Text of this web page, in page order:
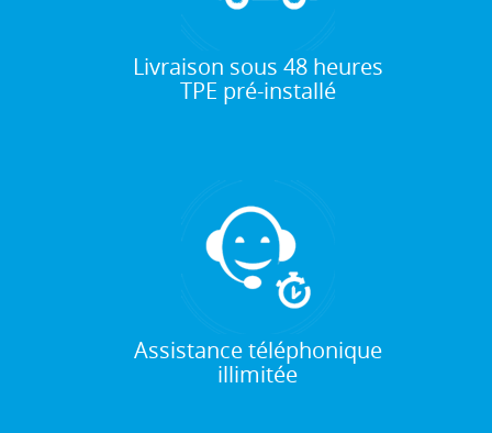
Livraison sous 48 heures
TPE pré-installé
Assistance téléphonique
illimitée